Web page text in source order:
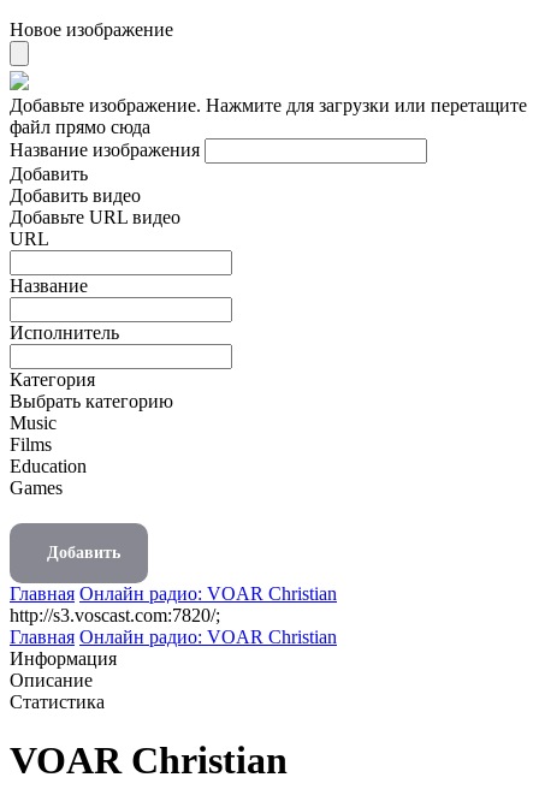
Новое изображение
Добавьте изображение. Нажмите для загрузки или перетащите
файл прямо сюда
Название изображения
Добавить
Добавить видео
Добавьте URL видео
URL
Название
Исполнитель
Категория
Выбрать категорию
Music
Films
Education
Games
Добавить
Главная Онлайн радио: VOAR Christian
http://s3.voscast.com:7820/;
Главная Онлайн радио: VOAR Christian
Информация
Описание
Статистика
VOAR Christian